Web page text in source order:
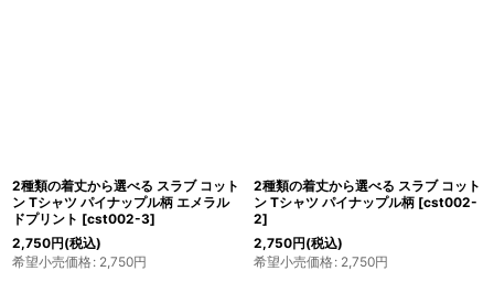
2種類の着丈から選べる スラブ コット
ン Tシャツ パイナップル柄 エメラル
ドプリント [cst002-3]
2,750円(税込)
希望小売価格: 2,750円
2種類の着丈から選べる スラブ コット
ン Tシャツ パイナップル柄 [cst002-
2]
2,750円(税込)
希望小売価格: 2,750円